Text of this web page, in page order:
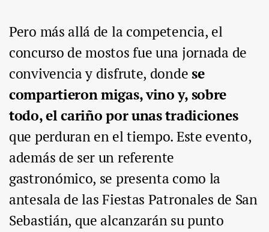
Pero más allá de la competencia, el
concurso de mostos fue una jornada de
convivencia y disfrute, dondese
compartieron migas, vino y, sobre
todo, el cariño por unas tradiciones
que perduran en el tiempo. Este evento,
además de ser un referente
gastronómico, se presenta como la
antesala de las Fiestas Patronales de San
Sebastián, que alcanzarán su punto